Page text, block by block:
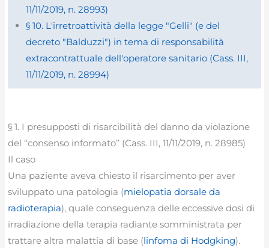
11/11/2019, n. 28993)
§ 10. L'irretroattività della legge "Gelli" (e del
decreto "Balduzzi") in tema di responsabilità
extracontrattuale dell'operatore sanitario (Cass. III,
11/11/2019, n. 28994)
§ 1. I presupposti di risarcibilità del danno da violazione
del “consenso informato” (Cass. III, 11/11/2019, n. 28985)
Il caso
Una paziente aveva chiesto il risarcimento per aver
sviluppato una patologia (mielopatia dorsale da
radioterapia), quale conseguenza delle eccessive dosi di
irradiazione della terapia radiante somministrata per
trattare altra malattia di base (linfoma di Hodgking).